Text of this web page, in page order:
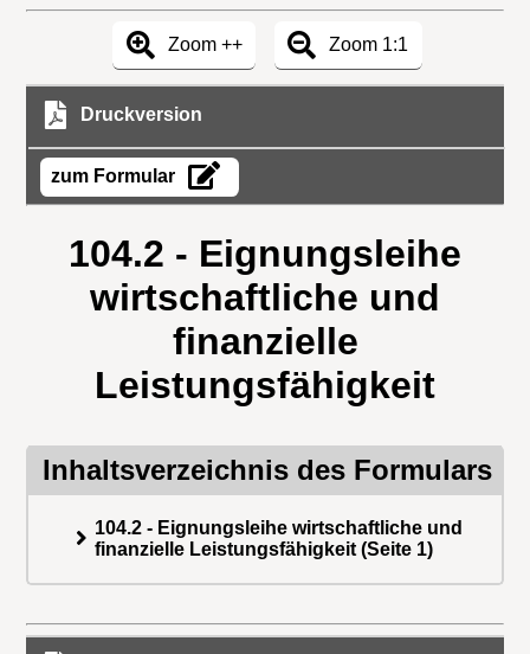
Zoom ++ Zoom 1:1
Druckversion
zum Formular
104.2 - Eignungsleihe
wirtschaftliche und
finanzielle
Leistungsfähigkeit
Inhaltsverzeichnis des Formulars
104.2 - Eignungsleihe wirtschaftliche und
finanzielle Leistungsfähigkeit (Seite 1)